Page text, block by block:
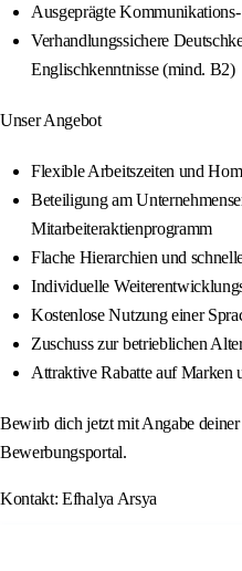
Ausgeprägte
Verhandlungssichere
Englischkenntnisse (mind. B2)
Unser Angebot
Flexible Arbeitszeiten und
Beteiligung am
Mitarbeiteraktienprogramm
Flache Hierarchien und
Individuelle
Kostenlose Nutzung einer
Zuschuss zur betrieblichen
Attraktive Rabatte auf Marken
Bewirb dich jetzt mit Angabe
Bewerbungsportal.
Kontakt: Efhalya Arsya